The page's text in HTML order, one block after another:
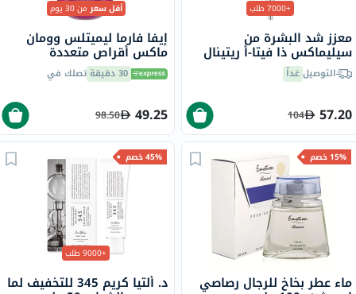
+7000 طلب
معزز شد البشرة من
سيليماكس ذا فيتا-أ ريتينال
شوت، 15 مل
التوصيلغداً
57.20
104
أقل سعرمن 30 يوم
إيفا فارما ليميتلس وومان
ماكس أقراص متعددة
الفيتامينات والمعادن، حزمة
من 30 30 دقيقة تصلك في
49.25
98.50
15% خصم
ماء عطر بخاخ للرجال رصاصي
45% خصم
+9000 طلب
د. ألتيا كريم 345 للتخفيف لما